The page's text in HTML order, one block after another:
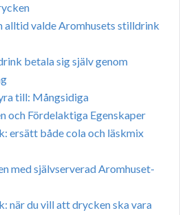
alltid valde Aromhusets stilldrink
betala sig själv genom
till: Mångsidiga
och Fördelaktiga Egenskaper
ersätt både cola och läskmix
med självserverad Aromhuset-
när du vill att drycken ska vara